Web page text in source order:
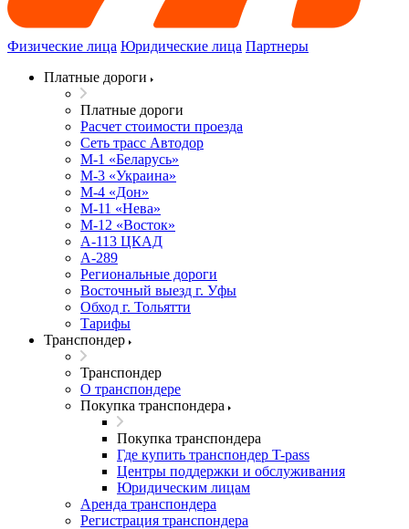
Физические лица Юридические лица Партнеры
Платные дороги
Платные дороги
Расчет стоимости проезда
Сеть трасс Автодор
М-1 «Беларусь»
М-3 «Украина»
М-4 «Дон»
М-11 «Нева»
М-12 «Восток»
А-113 ЦКАД
А-289
Региональные дороги
Восточный выезд г. Уфы
Обход г. Тольятти
Тарифы
Транспондер
Транспондер
О транспондере
Покупка транспондера
Покупка транспондера
Где купить транспондер T-pass
Центры поддержки и обслуживания
Юридическим лицам
Аренда транспондера
Регистрация транспондера